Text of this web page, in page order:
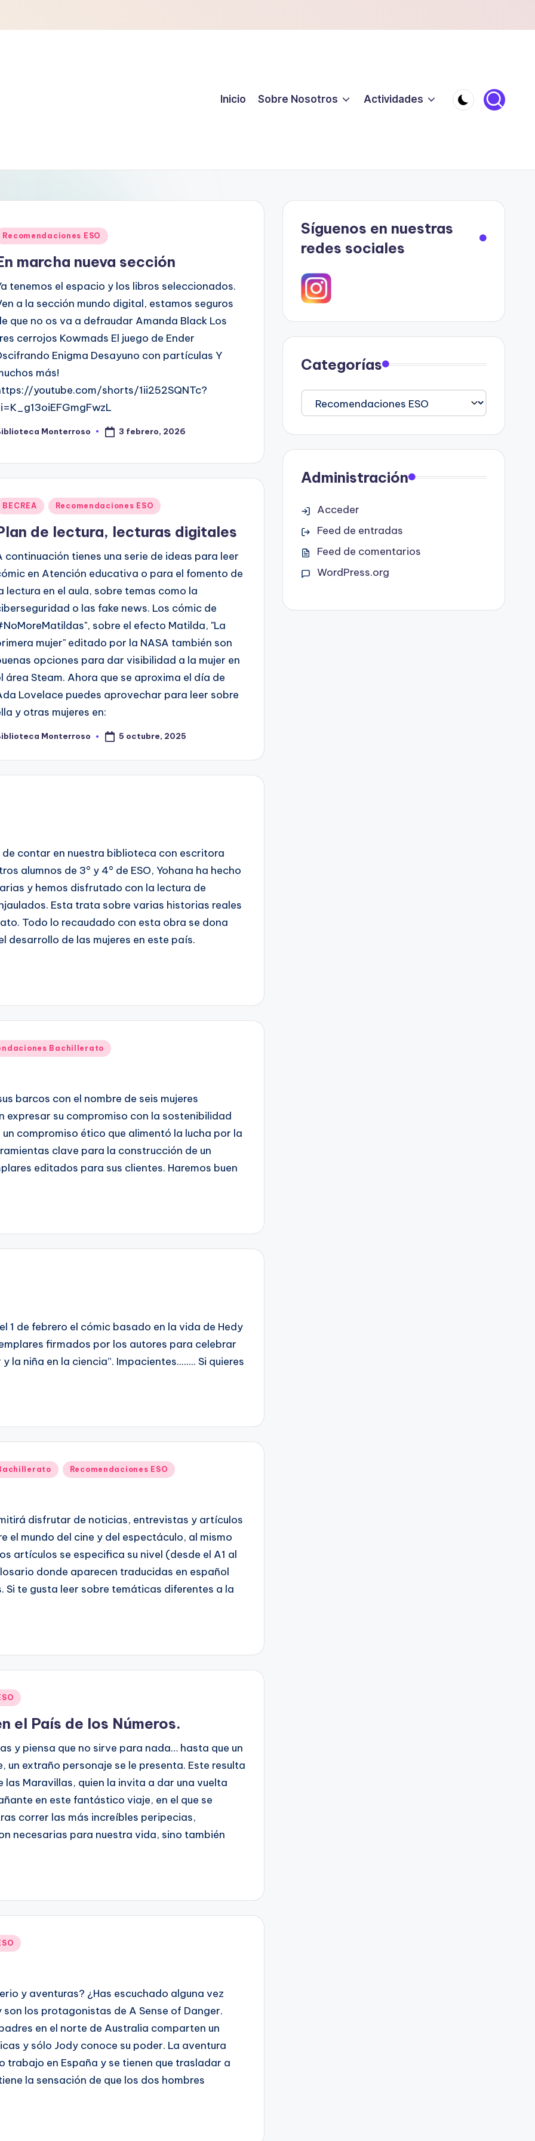
Inicio Sobre Nosotros Actividades
Recomendaciones ESO
marcha nueva sección
tenemos el espacio y los libros seleccionados.
a la sección mundo digital, estamos seguros
que no os va a defraudar Amanda Black Los
cerrojos Kowmads El juego de Ender
Enigma Desayuno con partículas Y
más!
youtube.com/shorts/1ii252SQNTc?
Monterroso 3 febrero, 2026
BECREA Recomendaciones ESO
de lectura, lecturas digitales
continuación tienes una serie de ideas para leer
en Atención educativa o para el fomento de
lectura en el aula, sobre temas como la
o las fake news. Los cómic de
sobre el efecto Matilda, "La
mujer" editado por la NASA también son
opciones para dar visibilidad a la mujer en
área Steam. Ahora que se aproxima el día de
Lovelace puedes aprovechar para leer sobre
y otras mujeres en:
Monterroso 5 octubre, 2025
contar en nuestra biblioteca con escritora
alumnos de 3° y 4° de ESO, Yohana ha hecho
y hemos disfrutado con la lectura de
Esta trata sobre varias historias reales
Todo lo recaudado con esta obra se dona
desarrollo de las mujeres en este país.
Bachillerato
barcos con el nombre de seis mujeres
expresar su compromiso con la sostenibilidad
compromiso ético que alimentó la lucha por la
clave para la construcción de un
editados para sus clientes. Haremos buen
de febrero el cómic basado en la vida de Hedy
firmados por los autores para celebrar
la niña en la ciencia”. Impacientes........ Si quieres
Recomendaciones ESO
disfrutar de noticias, entrevistas y artículos
mundo del cine y del espectáculo, al mismo
artículos se especifica su nivel (desde el A1 al
donde aparecen traducidas en español
te gusta leer sobre temáticas diferentes a la
el País de los Números.
y piensa que no sirve para nada… hasta que un
extraño personaje se le presenta. Este resulta
Maravillas, quien la invita a dar una vuelta
en este fantástico viaje, en el que se
correr las más increíbles peripecias,
necesarias para nuestra vida, sino también
y aventuras? ¿Has escuchado alguna vez
los protagonistas de A Sense of Danger.
en el norte de Australia comparten un
y sólo Jody conoce su poder. La aventura
trabajo en España y se tienen que trasladar a
la sensación de que los dos hombres
Síguenos en nuestras
redes sociales
Categorías
Categorías
Administración
Acceder
Feed de entradas
Feed de comentarios
WordPress.org